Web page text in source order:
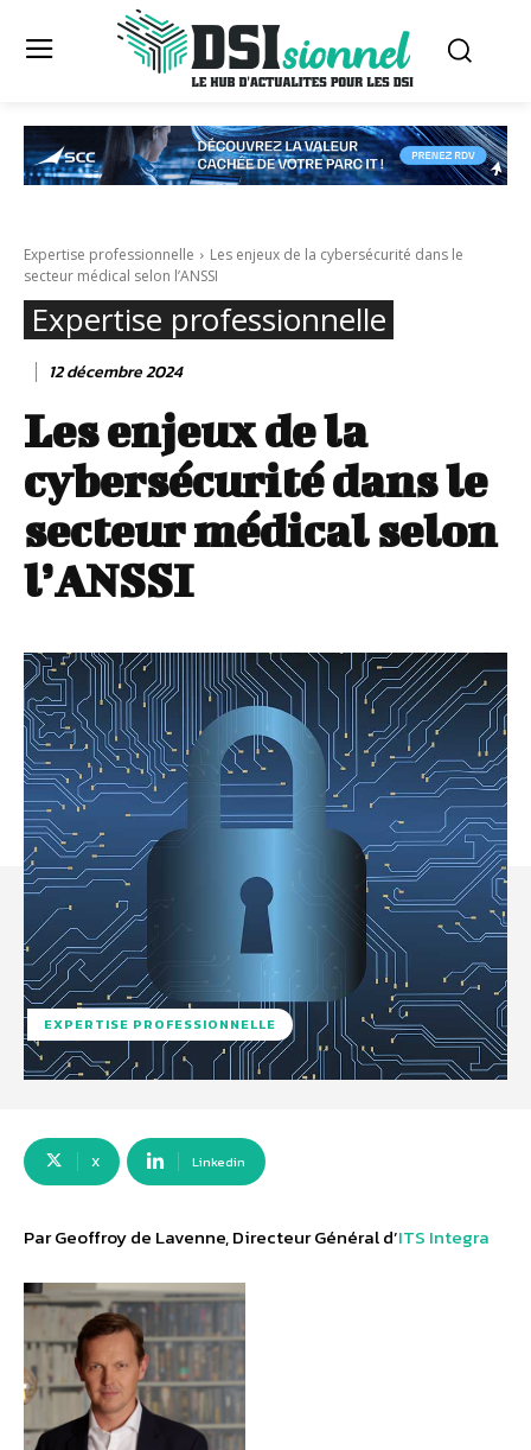
Expertise professionnelle
Les enjeux de la cybersécurité dans le
secteur médical selon l’ANSSI
Expertise professionnelle
12 décembre 2024
Les enjeux de la
cybersécurité dans le
secteur médical selon
l’ANSSI
EXPERTISE PROFESSIONNELLE
X Linkedin
Par Geoffroy de Lavenne, Directeur Général d’ITS Integra